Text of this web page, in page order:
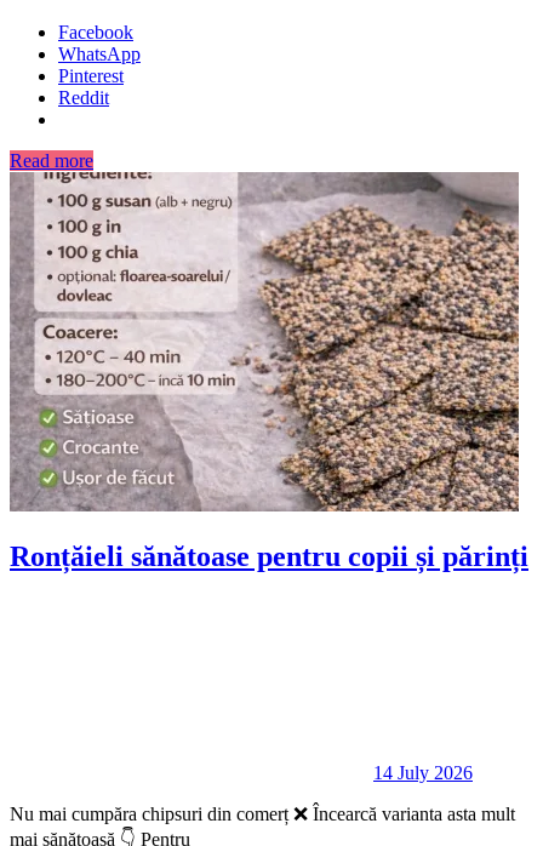
Facebook
WhatsApp
Pinterest
Reddit
Read more
Ronțăieli sănătoase pentru copii și părinți
14 July 2026
Nu mai cumpăra chipsuri din comerț ❌ Încearcă varianta asta mult
mai sănătoasă 👇 Pentru